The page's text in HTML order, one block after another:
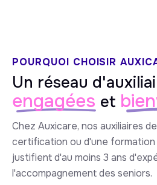
POURQUOI CHOISIR
Un réseau
engagées et
Chez Auxicare, nos auxiliaires
certification ou d'une
justifient d'au moins 3 ans
l'accompagnement des seniors.